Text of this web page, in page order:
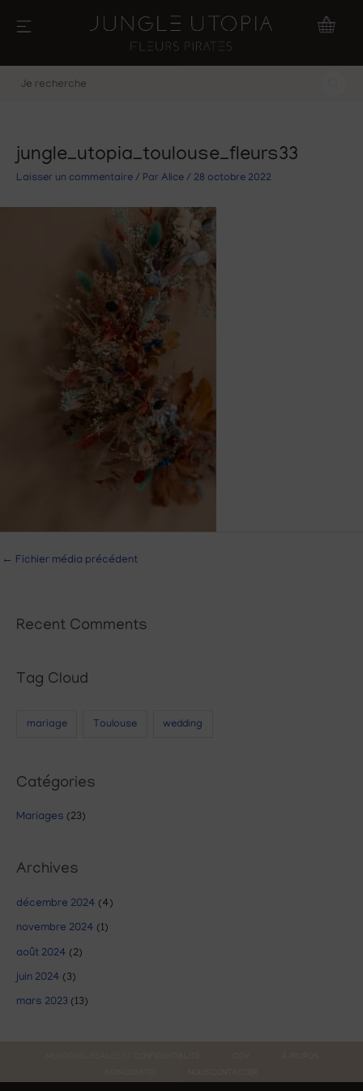
recherche
jungle_utopia_toulouse_fleurs33
Laisser un commentaire / Par Alice / 28 octobre 2022
← Fichier média précédent
Recent Comments
Tag Cloud
mariage Toulouse wedding
Catégories
Mariages (23)
Archives
décembre 2024 (4)
novembre 2024 (1)
août 2024 (2)
juin 2024 (3)
mars 2023 (13)